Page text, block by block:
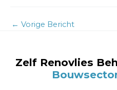
← Vorige Bericht
Zelf Renovlies